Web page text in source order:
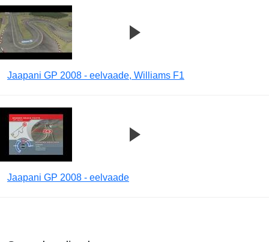
Jaapani GP 2008 - eelvaade, Williams F1
Jaapani GP 2008 - eelvaade